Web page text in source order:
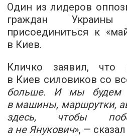
Один из лидеров
граждан
присоединиться к
в Киев.
Кличко заявил, что
в Киев силовиков со
больше. И мы будем
в машины, маршрутки,
здесь, чтобы
а не Янукович», —